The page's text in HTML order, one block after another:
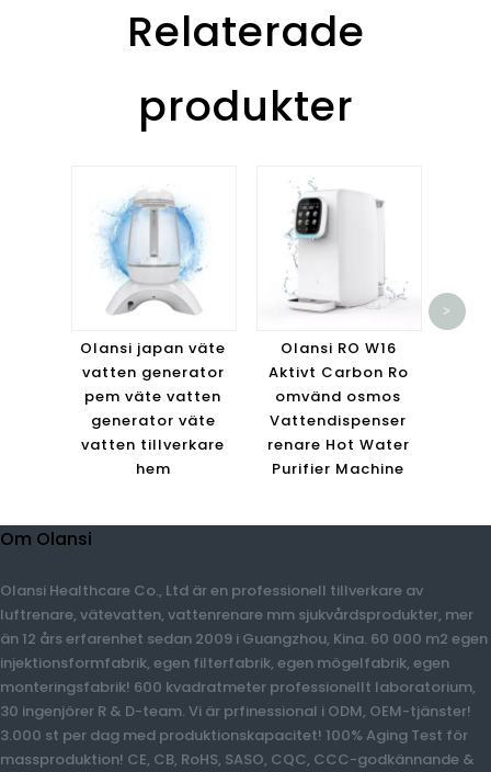
Relaterade
produkter
Olansi japan väte
vatten generator
pem väte vatten
generator väte
vatten tillverkare
hem
Olansi RO W16
Aktivt Carbon Ro
omvänd osmos
Vattendispenser
renare Hot Water
Purifier Machine
>
Olansi Healthcare Co., Ltd är en professionell tillverkare av
luftrenare, vätevatten, vattenrenare mm sjukvårdsprodukter,
mer än 12 års erfarenhet sedan 2009 i Guangzhou, Kina. 60 000
m2 egen injektionsformfabrik, egen filterfabrik, egen
mögelfabrik, egen monteringsfabrik! 600 kvadratmeter